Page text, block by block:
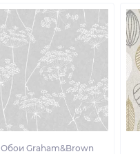
Обои Graham&Brown